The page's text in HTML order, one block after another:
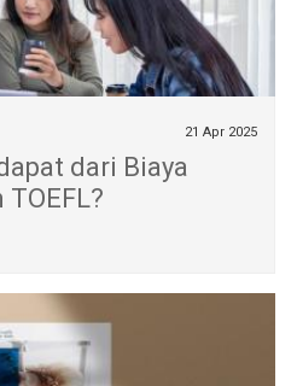
21 Apr 2025
dari Biaya